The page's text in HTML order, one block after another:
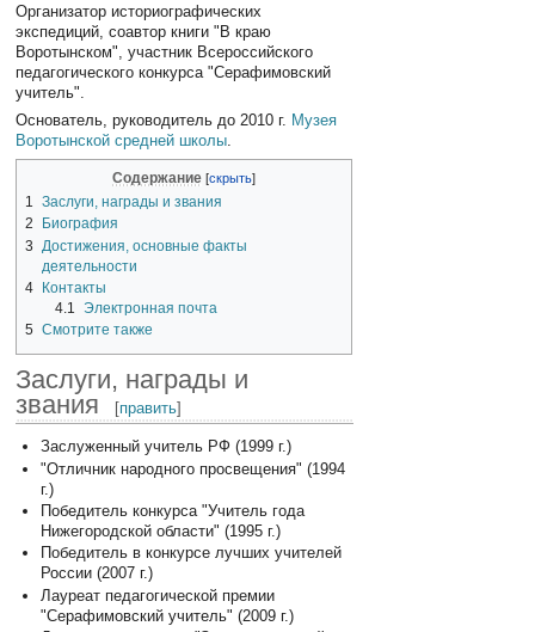
Организатор историографических
экспедиций, соавтор книги "В краю
Воротынском", участник Всероссийского
педагогического конкурса "Серафимовский
учитель".
Основатель, руководитель до 2010 г. Музея
Воротынской средней школы.
Содержание
1
Заслуги, награды и звания
2
Биография
3
Достижения, основные факты
деятельности
4 Контакты
4.1 Электронная почта
5 Смотрите также
Заслуги, награды и
звания
[править]
Заслуженный учитель РФ (1999 г.)
"Отличник народного просвещения" (1994
г.)
Победитель конкурса "Учитель года
Нижегородской области" (1995 г.)
Победитель в конкурсе лучших учителей
России (2007 г.)
Лауреат педагогической премии
"Серафимовский учитель" (2009 г.)